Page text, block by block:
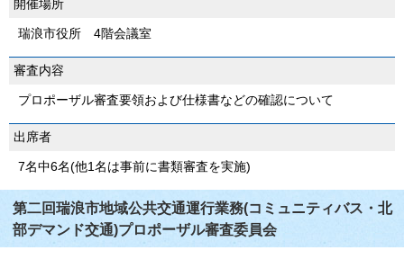
開催場所
瑞浪市役所 4階会議室
審査内容
プロポーザル審査要領および仕様書などの確認について
出席者
7名中6名(他1名は事前に書類審査を実施)
第二回瑞浪市地域公共交通運行業務(コミュニティバス・北
部デマンド交通)プロポーザル審査委員会